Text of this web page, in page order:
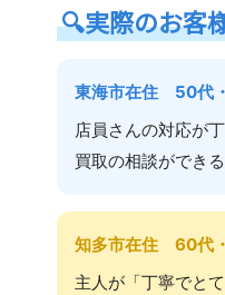
🔍実際のお客
東海市在住 50代
店員さんの対応が
買取の相談ができ
知多市在住 60代
主人が「丁寧でと